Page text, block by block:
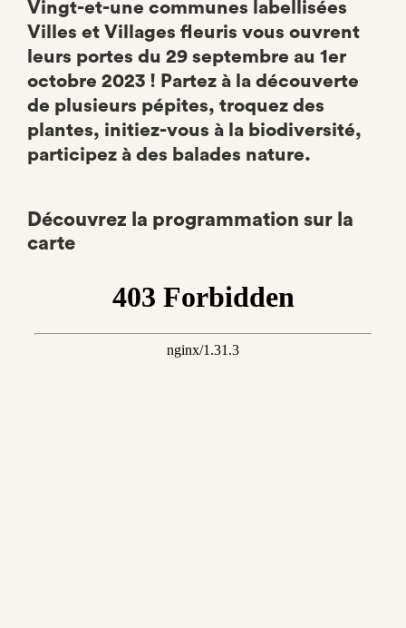
Vingt-et-une communes labellisées
Villes et Villages fleuris vous ouvrent
leurs portes du 29 septembre au 1er
octobre 2023 ! Partez à la découverte
de plusieurs pépites, troquez des
plantes, initiez-vous à la biodiversité,
participez à des balades nature.
Découvrez la programmation sur la
carte